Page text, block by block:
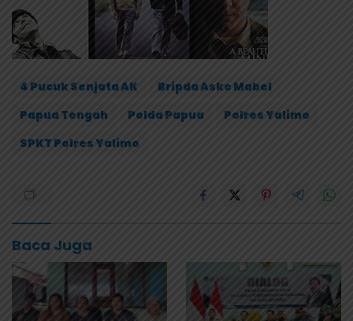
4 Pucuk Senjata AK
Bripda Aske Mabel
Papua Tengah
Polda Papua
Polres Yalimo
SPKT Polres Yalimo
Baca Juga